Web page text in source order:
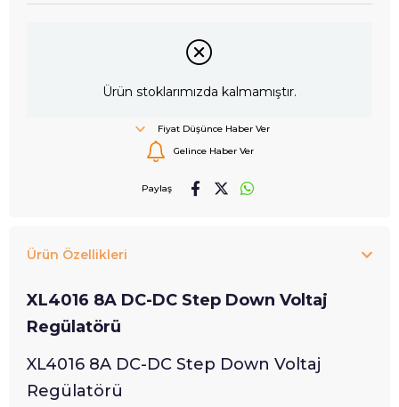
Ürün stoklarımızda kalmamıştır.
Fiyat Düşünce Haber Ver
Gelince Haber Ver
Paylaş
Ürün Özellikleri
XL4016 8A DC-DC Step Down Voltaj
Regülatörü
XL4016 8A DC-DC Step Down Voltaj
Regülatörü